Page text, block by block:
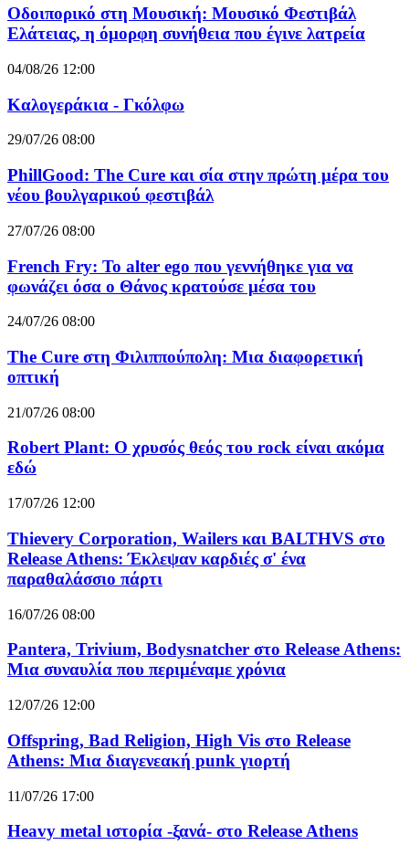
Οδοιπορικό στη Μουσική: Μουσικό Φεστιβάλ
Ελάτειας, η όμορφη συνήθεια που έγινε λατρεία
04/08/26 12:00
Καλογεράκια - Γκόλφω
29/07/26 08:00
PhillGood: The Cure και σία στην πρώτη μέρα του
νέου βουλγαρικού φεστιβάλ
27/07/26 08:00
French Fry: Το alter ego που γεννήθηκε για να
φωνάζει όσα ο Θάνος κρατούσε μέσα του
24/07/26 08:00
The Cure στη Φιλιππούπολη: Μια διαφορετική
οπτική
21/07/26 08:00
Robert Plant: Ο χρυσός θεός του rock είναι ακόμα
εδώ
17/07/26 12:00
Thievery Corporation, Wailers και BALTHVS στο
Release Athens: Έκλεψαν καρδιές σ' ένα
παραθαλάσσιο πάρτι
16/07/26 08:00
Pantera, Trivium, Bodysnatcher στο Release Athens:
Μια συναυλία που περιμέναμε χρόνια
12/07/26 12:00
Offspring, Bad Religion, High Vis στο Release
Athens: Μια διαγενεακή punk γιορτή
11/07/26 17:00
Heavy metal ιστορία -ξανά- στο Release Athens